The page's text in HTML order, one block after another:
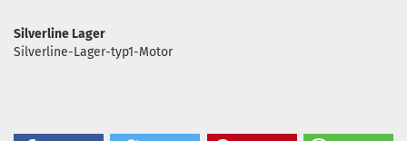
Silverline Lager
Silverline-Lager-typ1-Motor